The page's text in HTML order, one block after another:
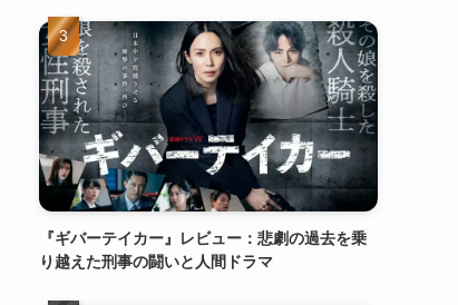
『ギバーテイカー』レビュー：悲劇の過去を乗
り越えた刑事の闘いと人間ドラマ